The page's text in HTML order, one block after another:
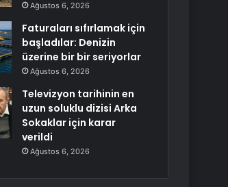
Ağustos 6, 2026
Faturaları sıfırlamak için
başladılar: Denizin
üzerine bir bir seriyorlar
Ağustos 6, 2026
Televizyon tarihinin en
uzun soluklu dizisi Arka
Sokaklar için karar
verildi
Ağustos 6, 2026